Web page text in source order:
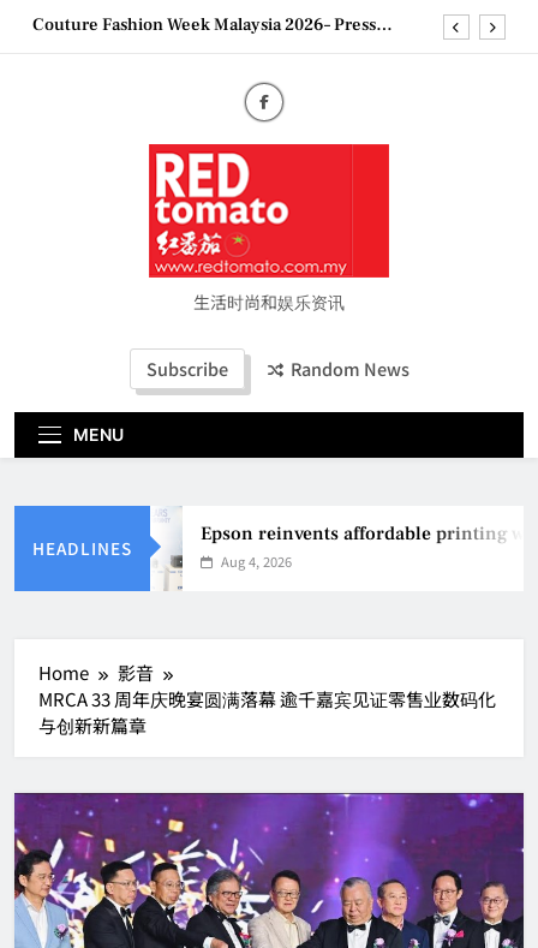
SkipCouture Fashion Week Malaysia 2026– Press
妈妈提供分享剖腹产复原历程的空间
2026 全国房地产大奖创历史纪录 见证马来西亚房
地产经纪行业蓬勃发展
Epson reinvents affordable printing with next-
generation EcoTank Series
Couture Fashion Week Malaysia 2026– Press
“See Her Heal – 1,000 Untold Stories” 为马来西亚
妈妈提供分享剖腹产复原历程的空间
地产经纪行业蓬勃发展
生活时尚和娱乐资讯
Subscribe Random News
MENU
HEADLINES
Epson reinvents affordable printing
Aug 4, 2026
Home
影音
MRCA 33 周年庆晚宴圆满落幕 逾千嘉宾见证零售业数码化
与创新新篇章